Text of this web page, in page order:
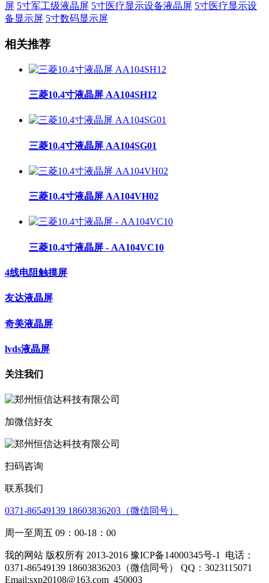
屏 5寸军工级液晶屏 5寸医疗显示设备液晶屏 5寸医疗显示设
备显示屏 5寸数码显示屏
相关推荐
三菱10.4寸液晶屏 AA104SH12
三菱10.4寸液晶屏 AA104SG01
三菱10.4寸液晶屏 AA104VH02
三菱10.4寸液晶屏 - AA104VC10
4线电阻触摸屏
友达液晶屏
奇美液晶屏
lvds液晶屏
关注我们
加微信好友
扫码咨询
联系我们
0371-86549139 18603836203（微信同号）
周一至周五 09：00-18：00
我的网站 版权所有 2013-2016 豫ICP备14000345号-1
电话：
0371-86549139 18603836203（微信同号） QQ：3023115071
Email:sxp20108@163.com 450003